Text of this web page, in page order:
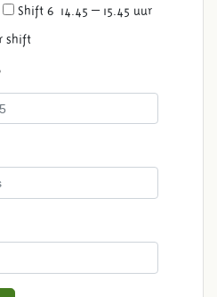
Shift 6 14.45 – 15.45 uur
shift